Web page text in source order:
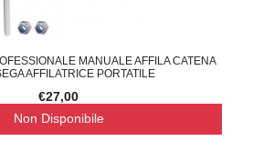
MANUALE AFFILA CATENA
AFFILATRICE PORTATILE
€27,00
Non Disponibile